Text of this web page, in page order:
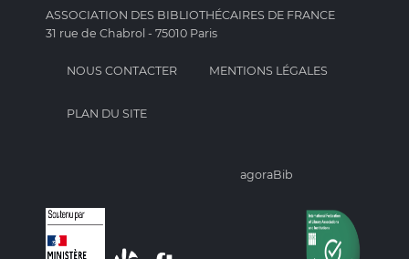
ASSOCIATION DES BIBLIOTHÉCAIRES DE FRANCE
31 rue de Chabrol - 75010 Paris
NOUS CONTACTER MENTIONS LÉGALES
PLAN DU SITE
agoraBib